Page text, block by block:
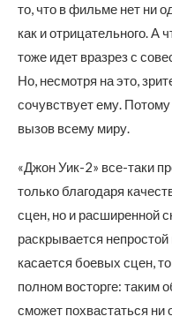
то, что в фильме нет ни
как и отрицательного. А
тоже идет вразрез с
Но, несмотря на это,
сочувствует ему.
вызов всему миру.
«Джон Уик-2» все-таки
только благодаря
сцен, но и расширенной
раскрывается
касается боевых сцен,
полном восторге: таким
сможет похвастаться ни